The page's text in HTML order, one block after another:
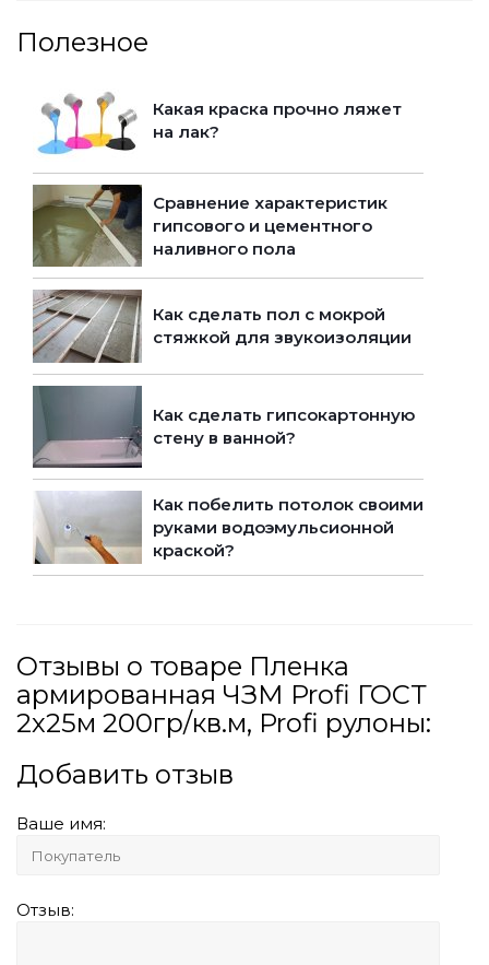
Полезное
Какая краска прочно ляжет
на лак?
Сравнение характеристик
гипсового и цементного
наливного пола
Как сделать пол с мокрой
стяжкой для звукоизоляции
Как сделать гипсокартонную
стену в ванной?
Как побелить потолок своими
руками водоэмульсионной
краской?
Отзывы о товаре Пленка
армированная ЧЗМ Profi ГОСТ
2х25м 200гр/кв.м, Profi рулоны:
Добавить отзыв
Ваше имя:
Отзыв: